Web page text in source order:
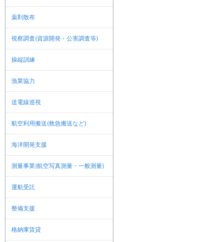
薬剤散布
視察調査(資源開発・公害調査等)
操縦訓練
漁業協力
送電線巡視
航空利用搬送(救急搬送など)
海洋開発支援
測量事業(航空写真測量・一般測量)
運航受託
整備支援
格納庫賃貸